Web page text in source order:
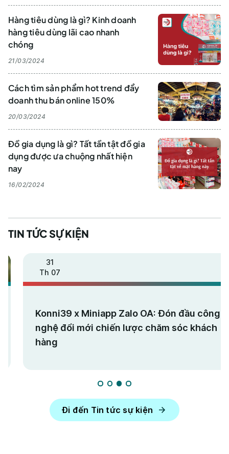
Hàng tiêu dùng là gì? Kinh doanh
hàng tiêu dùng lãi cao nhanh
chóng
21/03/2024
Cách tìm sản phẩm hot trend đẩy
doanh thu bán online 150%
20/03/2024
Đồ gia dụng là gì? Tất tần tật đồ gia
dụng được ưa chuộng nhất hiện
nay
16/02/2024
TIN TỨC SỰ KIỆN
Th 07
Konni39 x Miniapp Zalo OA: Đón đầu công
nghệ đổi mới chiến lược chăm sóc khách
hàng
Đi đến Tin tức sự kiện